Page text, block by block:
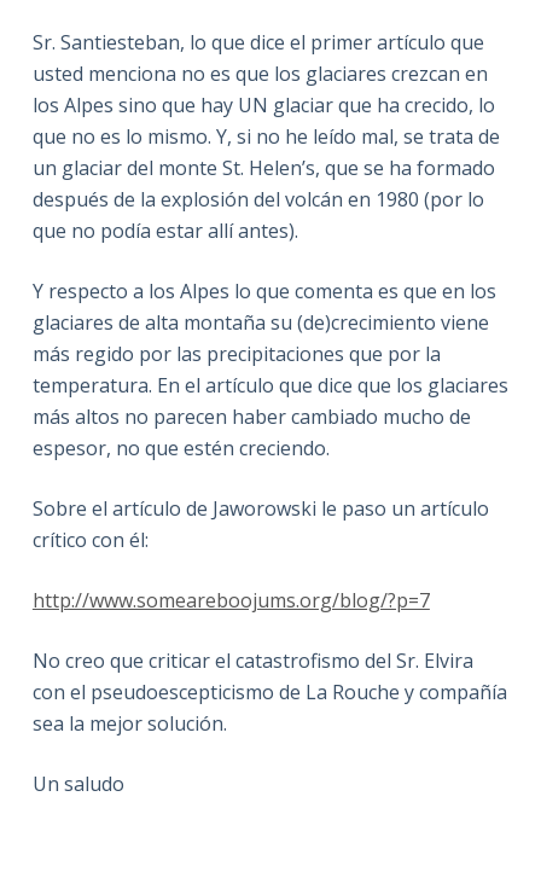
Sr. Santiesteban, lo que dice el primer artículo que
usted menciona no es que los glaciares crezcan en
los Alpes sino que hay UN glaciar que ha crecido, lo
que no es lo mismo. Y, si no he leído mal, se trata de
un glaciar del monte St. Helen’s, que se ha formado
después de la explosión del volcán en 1980 (por lo
que no podía estar allí antes).
Y respecto a los Alpes lo que comenta es que en los
glaciares de alta montaña su (de)crecimiento viene
más regido por las precipitaciones que por la
temperatura. En el artículo que dice que los glaciares
más altos no parecen haber cambiado mucho de
espesor, no que estén creciendo.
Sobre el artículo de Jaworowski le paso un artículo
crítico con él:
http://www.someareboojums.org/blog/?p=7
No creo que criticar el catastrofismo del Sr. Elvira
con el pseudoescepticismo de La Rouche y compañía
sea la mejor solución.
Un saludo